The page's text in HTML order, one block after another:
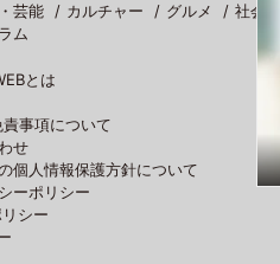
芸能
カルチャー グルメ 社会
ム
とは
事項について
せ
個人情報保護方針について
ーポリシー
シー